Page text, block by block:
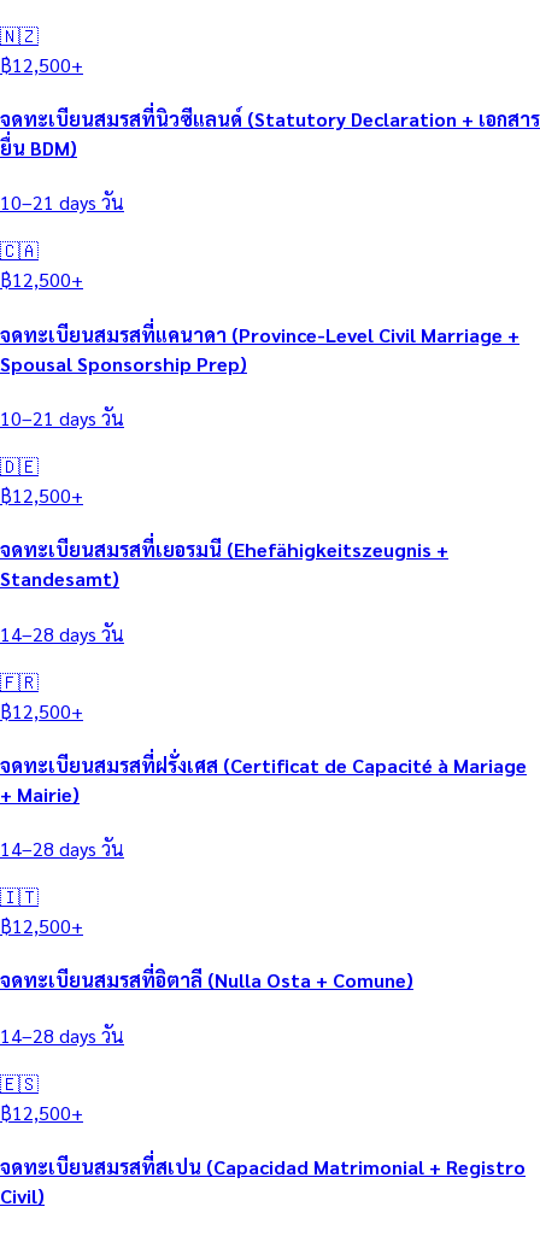
🇳🇿
฿12,500+
จดทะเบียนสมรสที่นิวซีแลนด์ (Statutory Declaration + เอกสาร
ยื่น BDM)
10–21 days วัน
🇨🇦
฿12,500+
จดทะเบียนสมรสที่แคนาดา (Province-Level Civil Marriage +
Spousal Sponsorship Prep)
10–21 days วัน
🇩🇪
฿12,500+
จดทะเบียนสมรสที่เยอรมนี (Ehefähigkeitszeugnis +
Standesamt)
14–28 days วัน
🇫🇷
฿12,500+
จดทะเบียนสมรสที่ฝรั่งเศส (Certificat de Capacité à Mariage
+ Mairie)
14–28 days วัน
🇮🇹
฿12,500+
จดทะเบียนสมรสที่อิตาลี (Nulla Osta + Comune)
14–28 days วัน
🇪🇸
฿12,500+
จดทะเบียนสมรสที่สเปน (Capacidad Matrimonial + Registro
Civil)